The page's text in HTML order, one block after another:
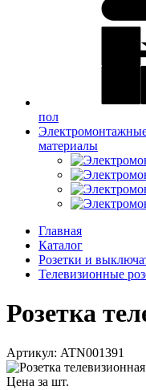
пол
материалы
Главная
Каталог
Розетки и
Телевизионные
Розетка
Артикул: ATN001391
Цена за шт.